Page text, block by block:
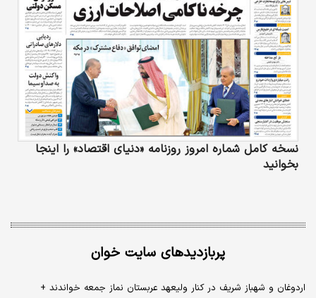
نسخه کامل شماره امروز روزنامه «دنیای‌ اقتصاد» را اینجا
بخوانید
پربازدیدهای سایت خوان
اردوغان و شهباز شریف در کنار ولیعهد عربستان نماز جمعه خواندند +